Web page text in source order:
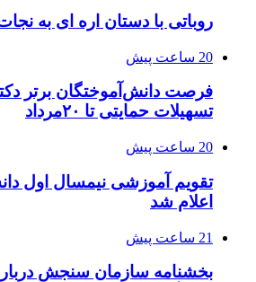
روباتی با دستان اره ای به
20 ساعت پیش
فرصت دانش‌آموختگان برتر
تسهیلات حمایتی تا ۲۰مرداد
20 ساعت پیش
تقویم آموزشی نیمسال اول
اعلام شد
21 ساعت پیش
بخشنامه سازمان سنجش